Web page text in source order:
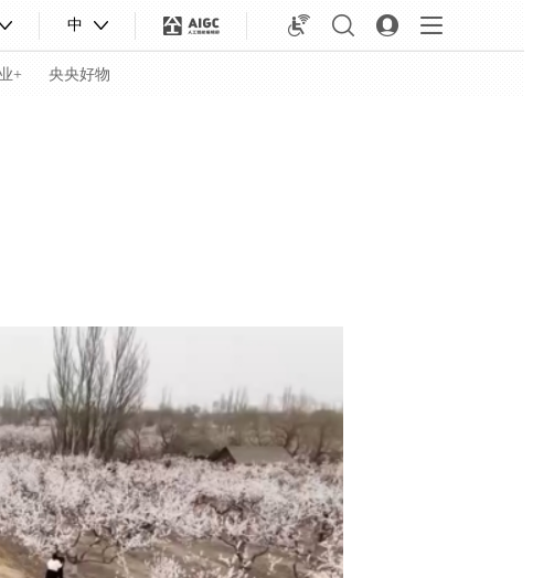
中
+ 央央好物
综合体育 亚冬会
阅读 艺术 汽车 数智 5G 产业+
时尚 天气 才艺 网展 央央好物